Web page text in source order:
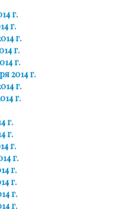
г.
г.
г.
г.
г.
2014 г.
г.
г.
г.
г.
г.
г.
г.
г.
г.
г.